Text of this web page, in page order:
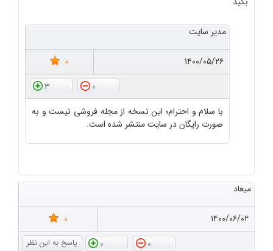
مدیر سایت
۱۴۰۰/۰۵/۲۶
0
0
3
با سلام و احترام؛ این نسخه از مجله فروشی نیست و به
صورت رایگان در سایت منتشر شده است.
میعاد
۱۴۰۰/۰۶/۰۲
0
0
0